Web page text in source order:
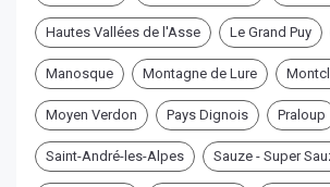
Hautes Vallées de l'Asse Le Grand Puy
Manosque Montagne de Lure
Moyen Verdon Pays Dignois Praloup
Saint-André-les-Alpes Sauze - Super